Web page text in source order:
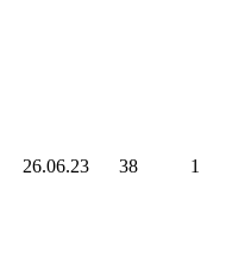
26.06.23 38 1